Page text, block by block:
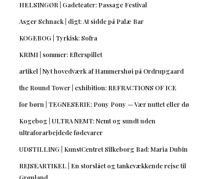
HELSINGØR | Gadeteater: Passage Festival
Asger Schnack | digt: At sidde på Palæ Bar
KOGEBOG | Tyrkisk: Sofra
KRIMI | sommer: Efterspillet
artikel | Nyt hovedværk af Hammershøi på Ordrupgaard
the Round Tower | exhibition: REFRACTIONS OF ICE
for børn | TEGNESERIE: Pony Pony — Vær nuttet eller dø
Kogebog | ULTRA NEMT: Nemt og sundt uden
ultraforarbejdede fødevarer
UDSTILLING | KunstCentret Silkeborg Bad: Maria Dubin
REJSEARTIKEL | En storslået og tankevækkende rejse til